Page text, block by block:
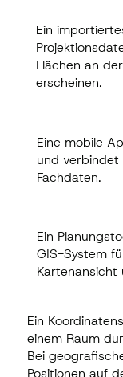
Flächen an
erscheinen.
Eine mobile
und
Fachdaten.
Ein
GIS-
Ein
Flächen an
erscheinen.
Eine mobile
und
Fachdaten.
Ein
GIS-System
Kartenansicht
Ein
einem Raum
Bei